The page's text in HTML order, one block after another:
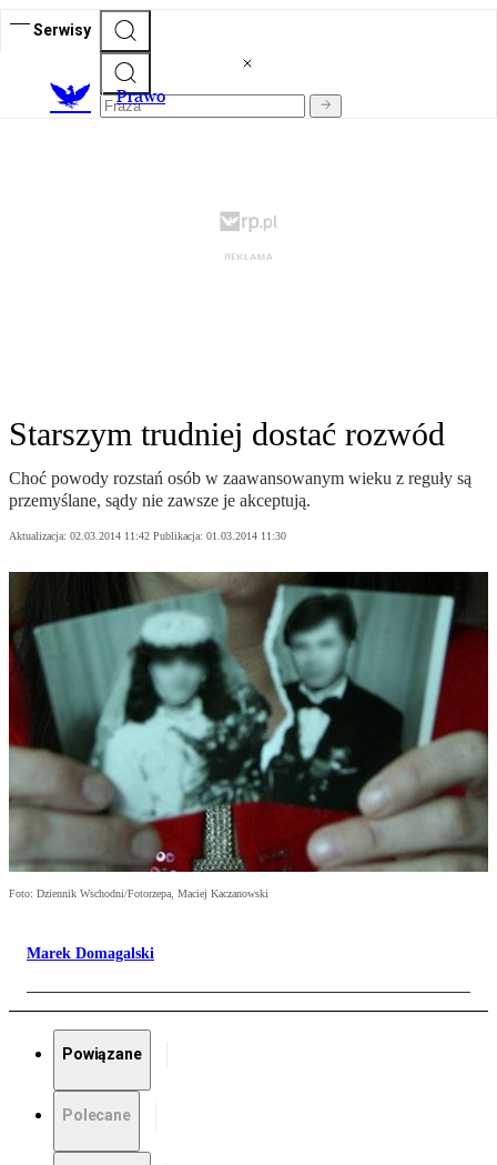
Serwisy
Prawo
Starszym trudniej dostać rozwód
Choć powody rozstań osób w zaawansowanym wieku z reguły są
przemyślane, sądy nie zawsze je akceptują.
Aktualizacja: 02.03.2014 11:42 Publikacja: 01.03.2014 11:30
Foto: Dziennik Wschodni/Fotorzepa, Maciej Kaczanowski
Marek Domagalski
Powiązane
Polecane